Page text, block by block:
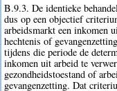
B.9.3. De identieke
dus op een objectief
arbeidsmarkt een inkomen
hechtenis of
tijdens die periode de
inkomen uit arbeid te
gezondheidstoestand of
gevangenzetting. Dat